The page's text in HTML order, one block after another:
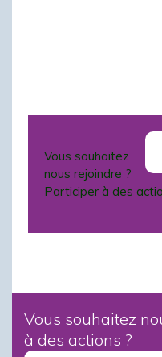
Vous souhaitez
nous rejoindre ?
Participer à des
Vous souhaitez
à des actions ?